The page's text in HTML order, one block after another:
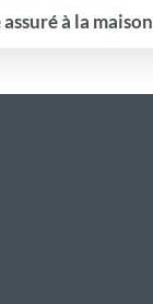
à la maison